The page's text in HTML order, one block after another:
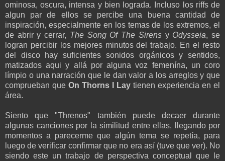
ominosa, oscura, intensa y bien lograda. Incluso los riffs de
algun par de ellos se percibe una buena cantidad de
inspiración, especialmente en los temas de los extremos, el
de abrir y cerrar, The Song Of The Sirensy Odysseia, se
logran percibir los mejores minutos del trabajo. En el resto
del disco hay suficientes sonidos orgánicos y sentidos,
matizados aqui y allá por alguna voz femenína, un coro
límpio o una narración que le dan valor a los arreglos y que
comprueban que On Thorns I Lay tienen experiencia en el
área.
Siento que "Threnos" también puede decaer durante
algunas canciones por la similitud entre ellas, llegando por
momentos a parecerme que algún tema se repetía, para
luego de verificar confirmar que no era así (tuve que ver). No
siendo este un trabajo de perspectiva conceptual que le